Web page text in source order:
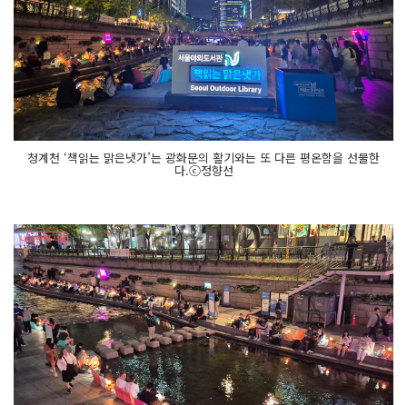
청계천 ‘책읽는 맑은냇가’는 광화문의 활기와는 또 다른 평온함을 선물한
다.ⓒ정향선